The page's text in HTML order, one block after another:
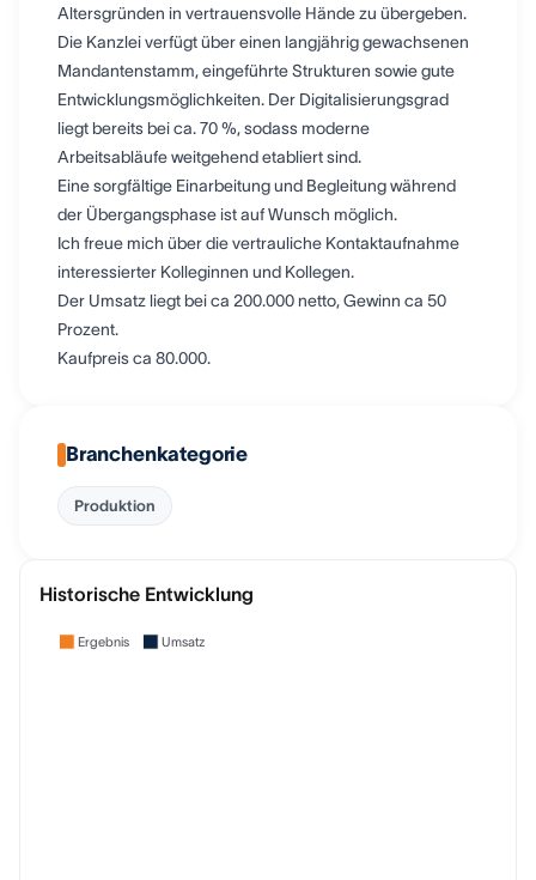
Altersgründen in vertrauensvolle Hände zu übergeben.
Die Kanzlei verfügt über einen langjährig gewachsenen
Mandantenstamm, eingeführte Strukturen sowie gute
Entwicklungsmöglichkeiten. Der Digitalisierungsgrad
liegt bereits bei ca. 70 %, sodass moderne
Arbeitsabläufe weitgehend etabliert sind.
Eine sorgfältige Einarbeitung und Begleitung während
der Übergangsphase ist auf Wunsch möglich.
Ich freue mich über die vertrauliche Kontaktaufnahme
interessierter Kolleginnen und Kollegen.
Der Umsatz liegt bei ca 200.000 netto, Gewinn ca 50
Prozent.
Kaufpreis ca 80.000.
Branchenkategorie
Produktion
Historische Entwicklung
Ergebnis Umsatz